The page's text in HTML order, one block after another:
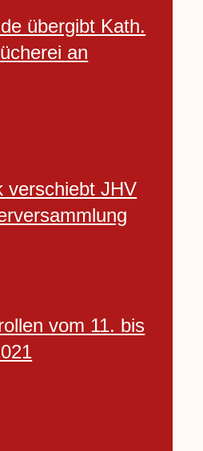
übergibt Kath.
an
verschiebt JHV
vom 11. bis